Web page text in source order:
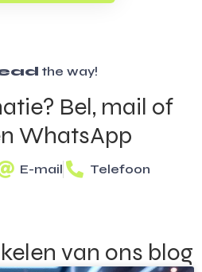
the way!
Bel, mail of
WhatsApp
E-mail Telefoon
van ons blog